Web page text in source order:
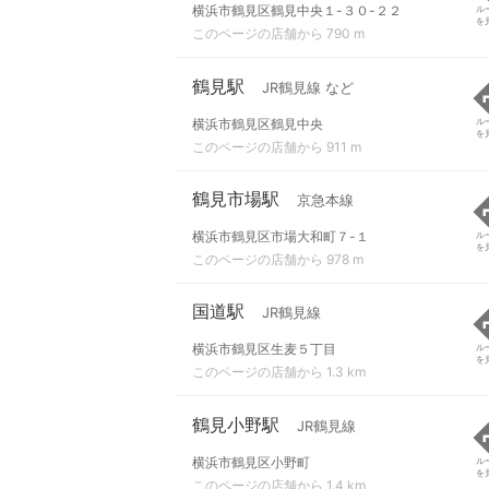
横浜市鶴見区鶴見中央１-３０-２２
このページの店舗から 790 m
ル
を
鶴見駅 JR鶴見線 など
横浜市鶴見区鶴見中央
このページの店舗から 911 m
ル
を
鶴見市場駅 京急本線
横浜市鶴見区市場大和町７-１
このページの店舗から 978 m
ル
を
国道駅 JR鶴見線
横浜市鶴見区生麦５丁目
このページの店舗から 1.3 km
ル
を
鶴見小野駅 JR鶴見線
横浜市鶴見区小野町
このページの店舗から 1.4 km
ル
を